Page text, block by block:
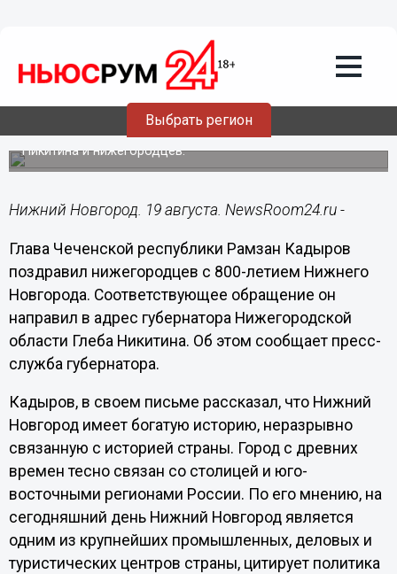
Выбрать регион
19.08.202121:25
Глава Чечни Кадыров поздравил
Нижний Новгород с 800-летием
Он направил обращение в адрес губернатора Глеба
Никитина и нижегородцев.
Нижний Новгород. 19 августа. NewsRoom24.ru -
Глава Чеченской республики Рамзан Кадыров
поздравил нижегородцев с 800-летием Нижнего
Новгорода. Соответствующее обращение он
направил в адрес губернатора Нижегородской
области Глеба Никитина. Об этом сообщает пресс-
служба губернатора.
Кадыров, в своем письме рассказал, что Нижний
Новгород имеет богатую историю, неразрывно
связанную с историей страны. Город с древних
времен тесно связан со столицей и юго-
восточными регионами России. По его мнению, на
сегодняшний день Нижний Новгород является
одним из крупнейших промышленных, деловых и
туристических центров страны, цитирует политика